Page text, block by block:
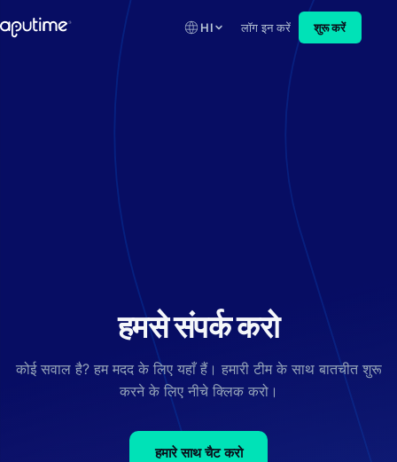
HI लॉग इन करें शुरू करें
हमसे संपर्क करो
कोई सवाल है? हम मदद के लिए यहाँ हैं। हमारी टीम के साथ बातचीत शुरू
करने के लिए नीचे क्लिक करो।
हमारे साथ चैट करो